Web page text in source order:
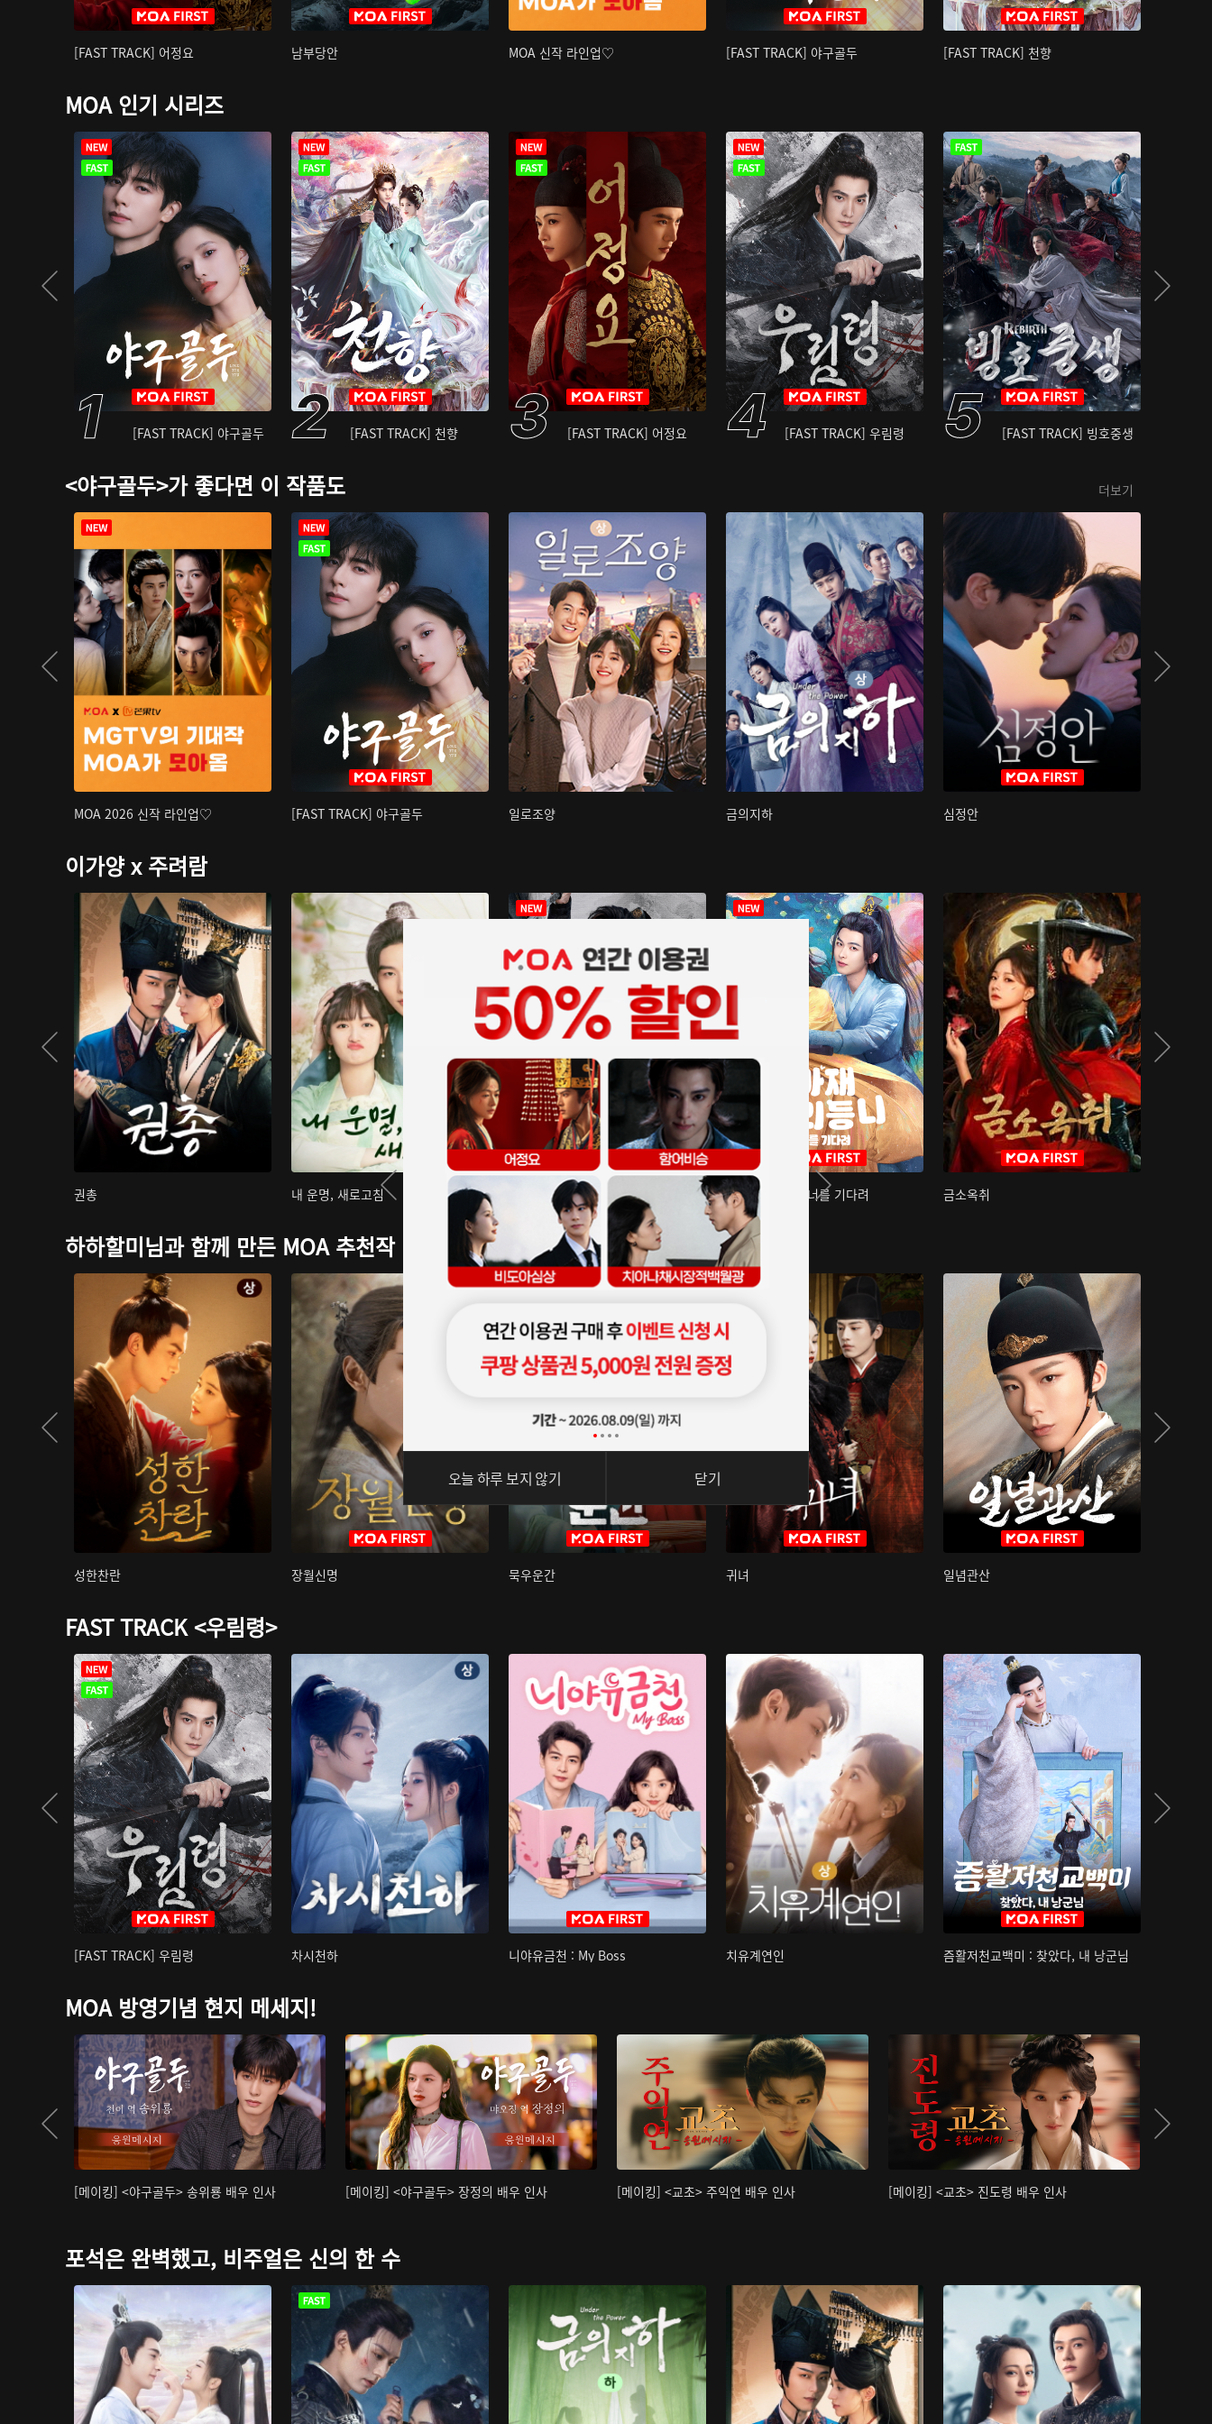
[FAST TRACK] 어정요 남부당안 MOA 신작 라인업♡ [FAST TRACK] 야구골두 [FAST TRACK] 천향
MOA 인기 시리즈
[FAST TRACK] 야구골두 [FAST TRACK] 천향 [FAST TRACK] 어정요 [FAST TRACK] 우림령 [FAST TRACK] 빙호중생
<야구골두>가 좋다면 이 작품도 더보기
MOA 2026 신작 라인업♡ [FAST TRACK] 야구골두 일로조양 금의지하 심정안
이가양 x 주려람
권총 내 운명, 새로고침 아재저리등니 : 너를 기다려 금소옥취
하하할미님과 함께 만든 MOA 추천작
성한찬란 장월신명 묵우운간 귀녀 일념관산
FAST TRACK <우림령>
[FAST TRACK] 우림령 차시천하 니야유금천 : My Boss 치유계연인 즘활저천교백미 : 찾았다, 내 낭군님
MOA 방영기념 현지 메세지!
[메이킹] <야구골두> 송위룡 배우 인사 [메이킹] <야구골두> 장정의 배우 인사 [메이킹] <교초> 주익연 배우 인사 [메이킹] <교초> 진도령 배우 인사
포석은 완벽했고, 비주얼은 신의 한 수
오늘 하루 보지 않기 닫기